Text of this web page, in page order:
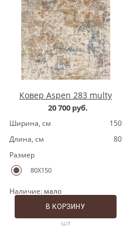
Ковер Aspen 283 multy
20 700 руб.
Ширина, cм
150
Длина, cм
80
Размер
80X150
Наличие: мало
шт
В КОРЗИНУ